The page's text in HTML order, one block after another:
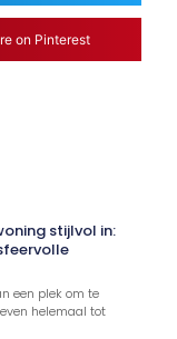
on Pinterest
stijlvol in:
een plek om te
helemaal tot